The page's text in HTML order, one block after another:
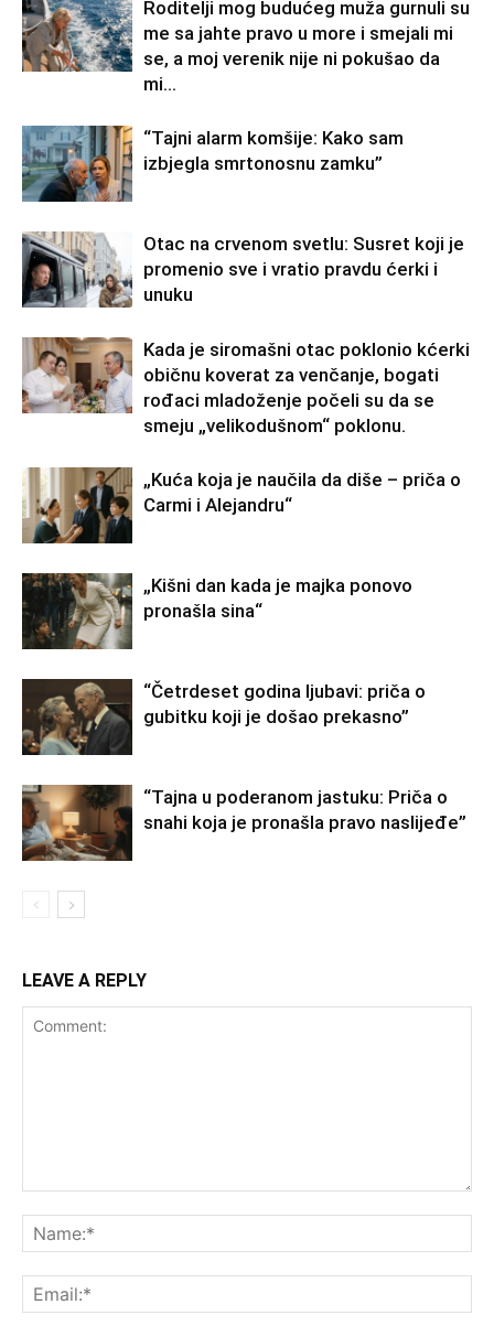
Roditelji mog budućeg muža gurnuli su
me sa jahte pravo u more i smejali mi
se, a moj verenik nije ni pokušao da
mi...
“Tajni alarm komšije: Kako sam
izbjegla smrtonosnu zamku”
Otac na crvenom svetlu: Susret koji je
promenio sve i vratio pravdu ćerki i
unuku
Kada je siromašni otac poklonio kćerki
običnu koverat za venčanje, bogati
rođaci mladoženje počeli su da se
smeju „velikodušnom“ poklonu.
„Kuća koja je naučila da diše – priča o
Carmi i Alejandru“
„Kišni dan kada je majka ponovo
pronašla sina“
“Četrdeset godina ljubavi: priča o
gubitku koji je došao prekasno”
“Tajna u poderanom jastuku: Priča o
snahi koja je pronašla pravo naslijeđe”
LEAVE A REPLY